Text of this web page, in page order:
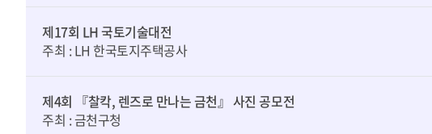
제17회 LH 국토기술대전
주최 : LH 한국토지주택공사
제4회 『찰칵, 렌즈로 만나는 금천』 사진 공모전
주최 : 금천구청